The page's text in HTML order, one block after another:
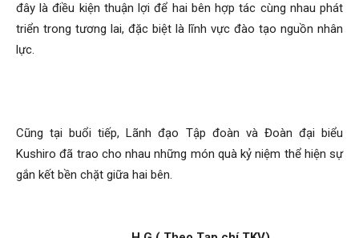
đây là điều kiện thuận lợi để hai bên hợp tác cùng nhau phát
triển trong tương lai, đặc biệt là lĩnh vực đào tạo nguồn nhân
lực.
Cũng tại buổi tiếp, Lãnh đạo Tập đoàn và Đoàn đại biểu
Kushiro đã trao cho nhau những món quà kỷ niệm thể hiện sự
gắn kết bền chặt giữa hai bên.